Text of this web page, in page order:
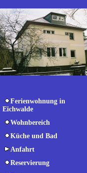
Ferienwohnung in
Eichwalde
Wohnbereich
Küche und Bad
Anfahrt
Reservierung